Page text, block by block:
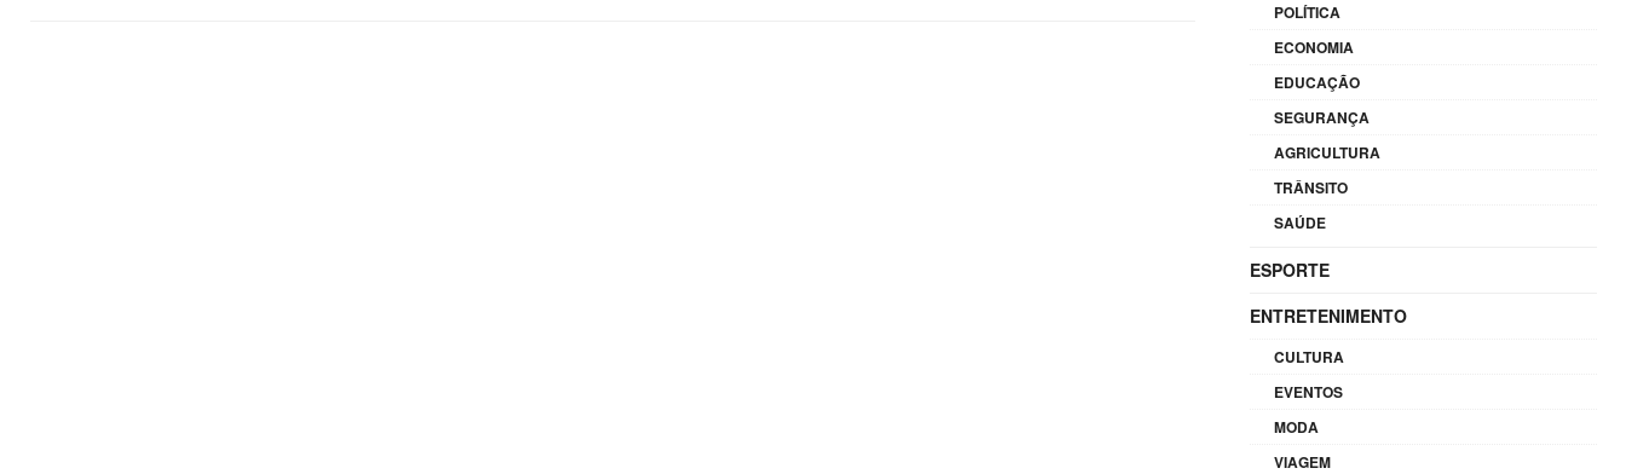
POLÍTICA
ECONOMIA
EDUCAÇÃO
SEGURANÇA
AGRICULTURA
TRÂNSITO
SAÚDE
ESPORTE
ENTRETENIMENTO
CULTURA
EVENTOS
MODA
VIAGEM